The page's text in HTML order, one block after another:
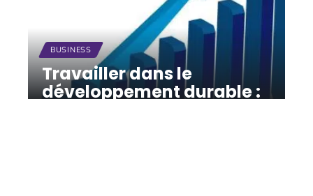
BUSINESS
Travailler dans le
développement durable :